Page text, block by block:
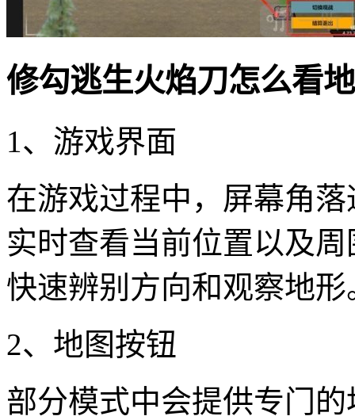
修勾逃生火焰刀怎么看
1、游戏界面
在游戏过程中，屏幕角
实时查看当前位置以及
快速辨别方向和观察地形
2、地图按钮
部分模式中会提供专门